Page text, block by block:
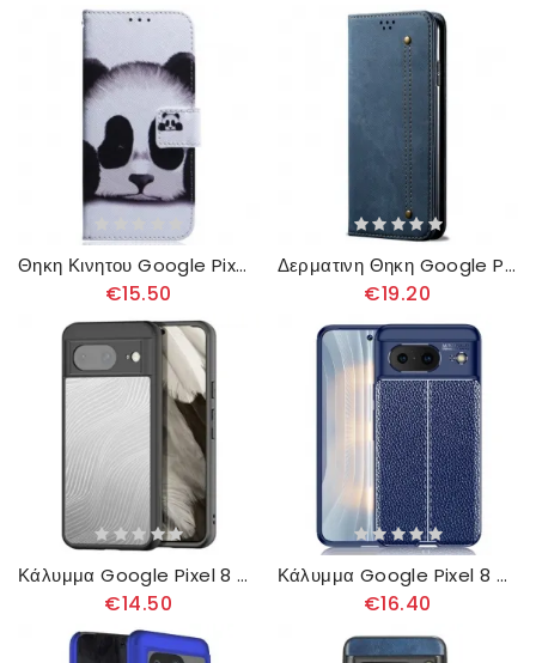
Θηκη Κινητου Google Pixel 8 Θήκες Κινητών Πάντα
€15.50
Δερματινη Θηκη Google Pixel 8 Τζιν Ύφασμα
€19.20
Κάλυμμα Google Pixel 8 Σειρά Aimo Dux Ducis Σιλικόνης
€14.50
Κάλυμμα Google Pixel 8 Θήκες Κινητών Διπλή Γραμμή
€16.40